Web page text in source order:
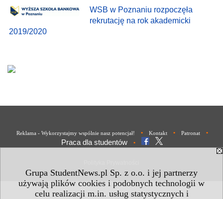
Grupa StudentNews.pl Sp. z o.o. i jej partnerzy
używają plików cookies i podobnych technologii w
celu realizacji m.in. usług statystycznych i
WSB w Poznaniu rozpoczęła
rekrutację na rok akademicki
2019/2020
Reklama - Wykorzystajmy wspólnie nasz potencjał! • Kontakt • Patronat •
Praca dla studentów •